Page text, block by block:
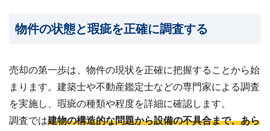
物件の状態と瑕疵を正確に調査する
売却の第一歩は、物件の現状を正確に把握することから始
まります。建築士や不動産鑑定士などの専門家による調査
を実施し、瑕疵の種類や程度を詳細に確認します。
調査では建物の構造的な問題から設備の不具合まで、あら